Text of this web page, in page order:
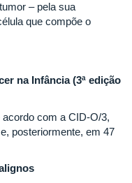
– pela sua
que compõe o
na Infância (3ª edição
com a CID-O/3,
posteriormente, em 47